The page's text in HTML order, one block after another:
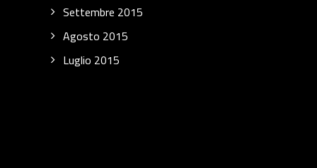
Settembre 2015
Agosto 2015
Luglio 2015